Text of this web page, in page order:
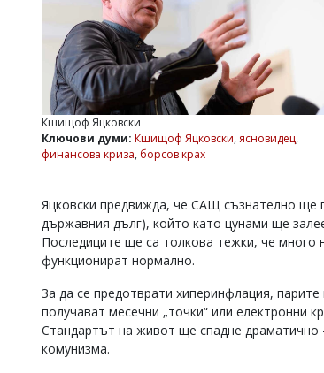
Управители:
Веселин
Василев,
v.vasilev@flagman.bg
Главен
редактор:
office@flagman.bg
Коментарите
Кшищоф Яцковски
Ключови думи: Кшищоф Яцковски, ясновидец,
финансова криза, борсов крах
Яцковски предвижда, че САЩ съзнателно ще
държавния дълг), който като цунами ще
Последиците ще са толкова тежки, че много
функционират нормално.
За да се предотврати хиперинфлация,
получават месечни „точки“ или електронни
Стандартът на живот ще спадне
комунизма.